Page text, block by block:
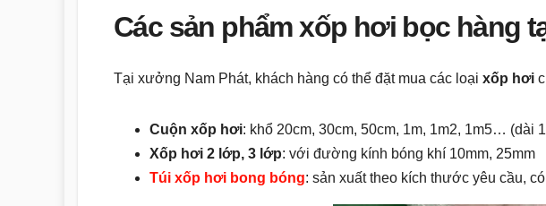
Các sản phẩm xốp hơi bọc hàng
Tại xưởng Nam Phát, khách hàng có thể đặt mua các loại xốp hơi
Cuộn xốp hơi: khổ 20cm, 30cm, 50cm, 1m, 1m2, 1m5… (dài
Xốp hơi 2 lớp, 3 lớp: với đường kính bóng khí 10mm, 25mm
Túi xốp hơi bong bóng: sản xuất theo kích thước yêu cầu,